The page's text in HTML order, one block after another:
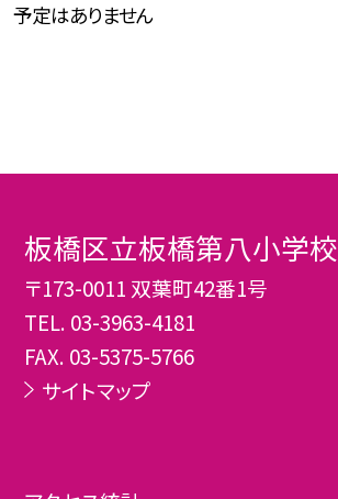
予定はありません
板橋区立板橋第八小学校
〒173-0011 双葉町42番1号
TEL. 03-3963-4181
FAX. 03-5375-5766
サイトマップ